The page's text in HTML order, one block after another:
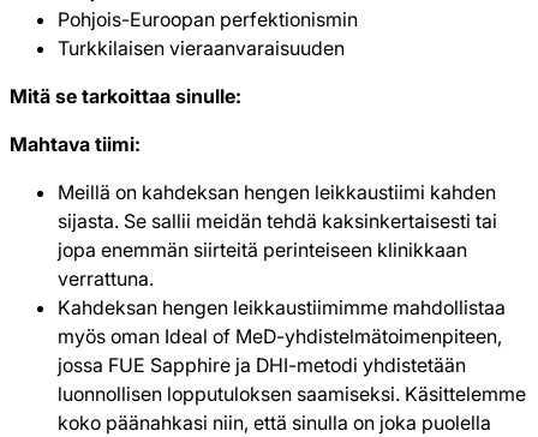
Pohjois-Euroopan perfektionismin
Turkkilaisen vieraanvaraisuuden
Mitä se tarkoittaa sinulle:
Mahtava tiimi:
Meillä on kahdeksan hengen leikkaustiimi kahden
sijasta. Se sallii meidän tehdä kaksinkertaisesti tai
jopa enemmän siirteitä perinteiseen klinikkaan
verrattuna.
Kahdeksan hengen leikkaustiimimme mahdollistaa
myös oman Ideal of MeD-yhdistelmätoimenpiteen,
jossa FUE Sapphire ja DHI-metodi yhdistetään
luonnollisen lopputuloksen saamiseksi. Käsittelemme
koko päänahkasi niin, että sinulla on joka puolella